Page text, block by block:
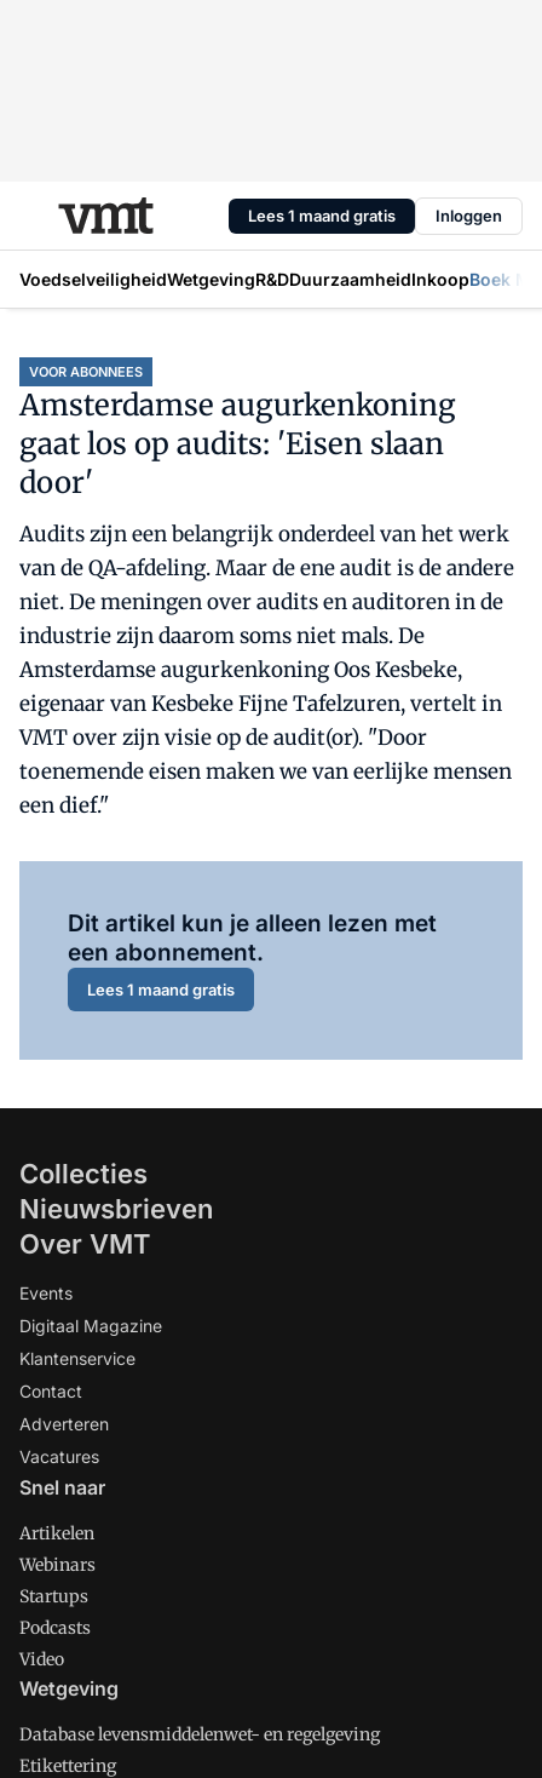
Lees 1 maand gratis Inloggen
VoedselveiligheidWetgevingR&DDuurzaamheidInkoopBoek
VOOR ABONNEES
Amsterdamse augurkenkoning
gaat los op audits: 'Eisen slaan
door'
Audits zijn een belangrijk onderdeel van het werk
van de QA-afdeling. Maar de ene audit is de andere
niet. De meningen over audits en auditoren in de
industrie zijn daarom soms niet mals. De
Amsterdamse augurkenkoning Oos Kesbeke,
eigenaar van Kesbeke Fijne Tafelzuren, vertelt in
VMT over zijn visie op de audit(or). "Door
toenemende eisen maken we van eerlijke mensen
een dief."
Dit artikel kun je alleen lezen met
een abonnement.
Lees 1 maand gratis
Collecties
Nieuwsbrieven
Over VMT
Events
Digitaal Magazine
Klantenservice
Contact
Adverteren
Vacatures
Snel naar
Artikelen
Webinars
Startups
Podcasts
Video
Wetgeving
Database levensmiddelenwet- en regelgeving
Etikettering